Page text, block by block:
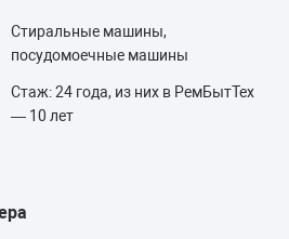
Стиральные машины,
посудомоечные машины
Стаж: 24 года, из них в РемБытТех
— 10 лет